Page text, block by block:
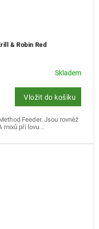
& Robin Red
Skladem
Vložit do košíku
Feeder. Jsou rovněž
mixů při lovu...